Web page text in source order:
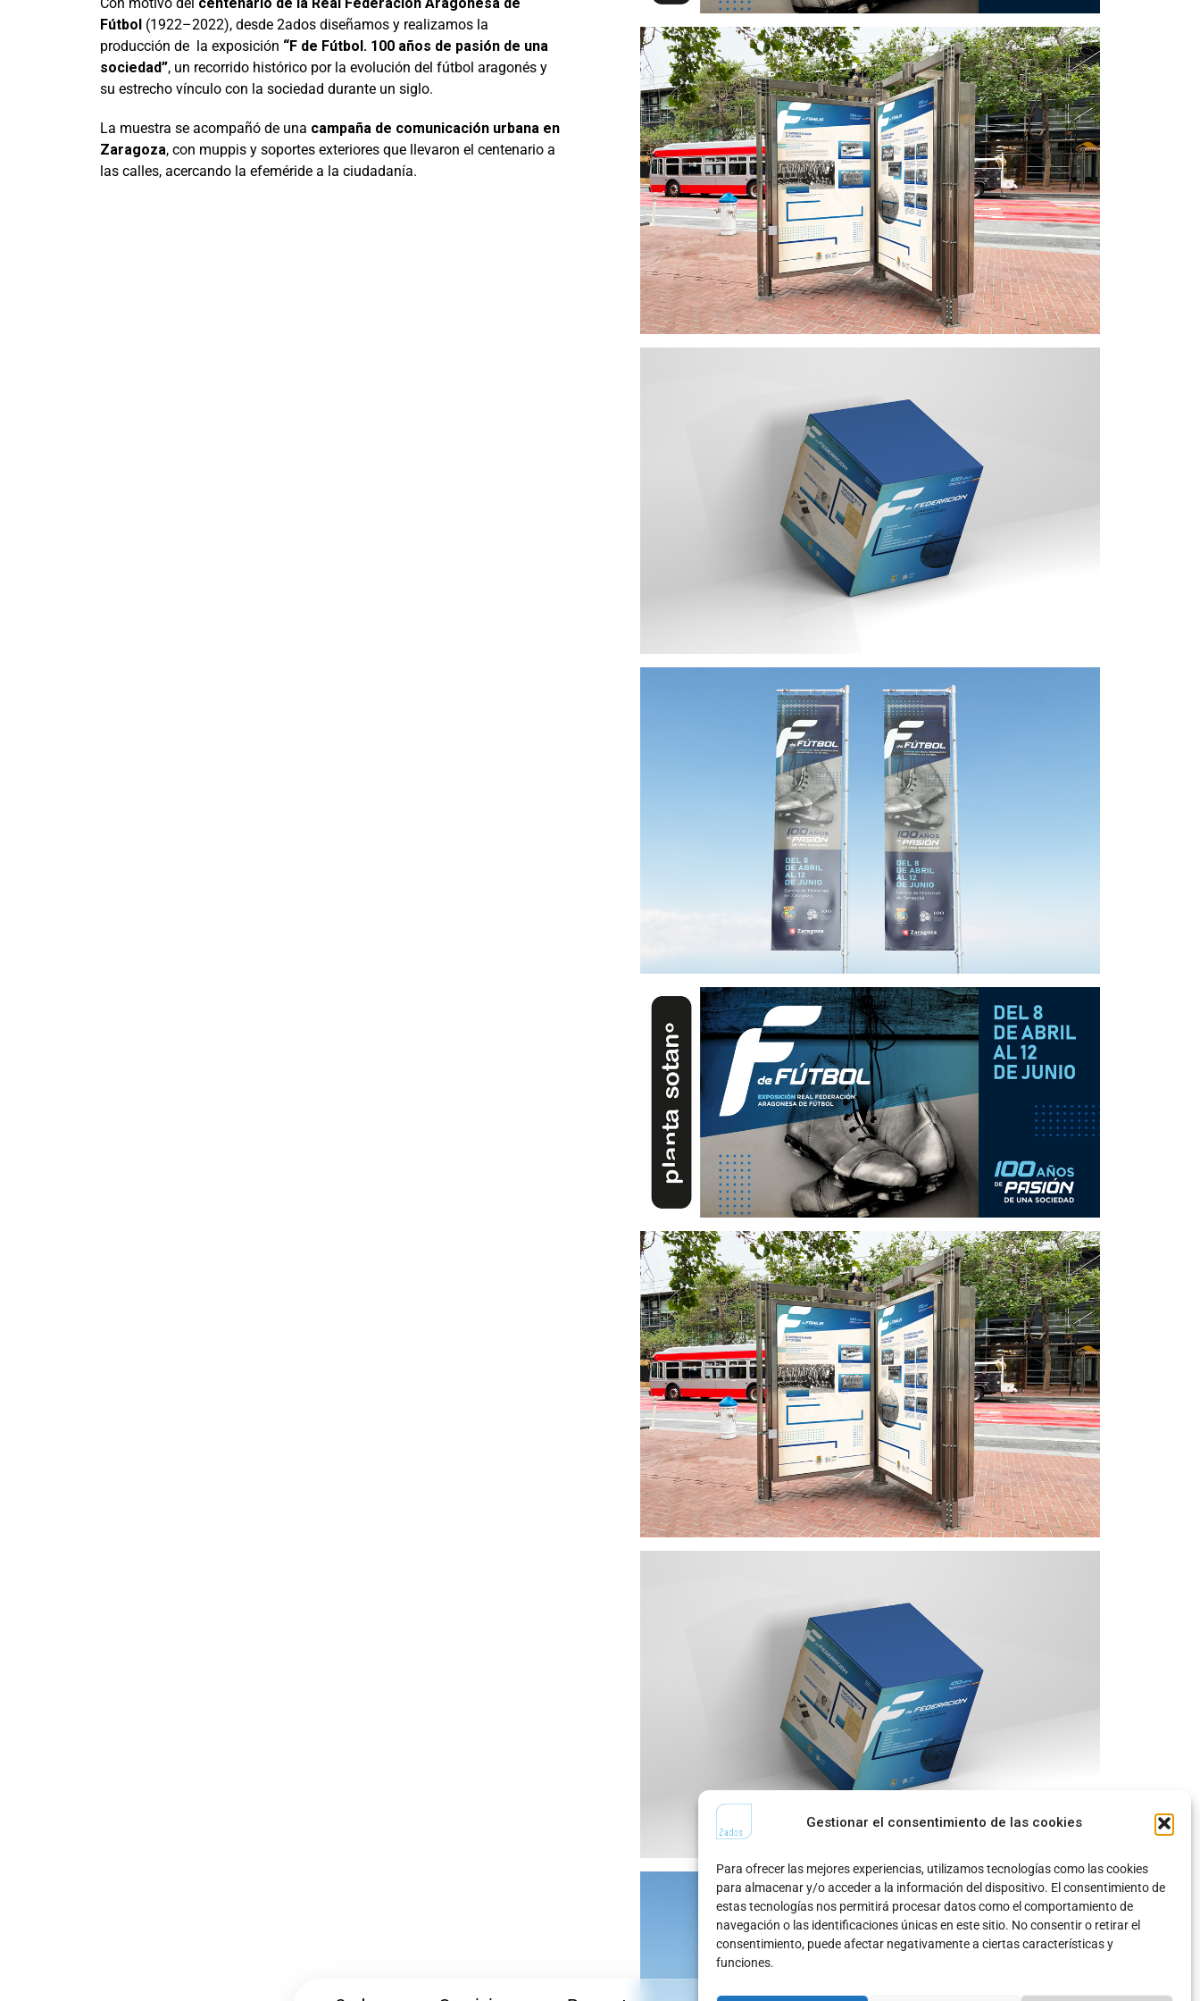
Gestionar el consentimiento de las cookies
Para ofrecer las mejores experiencias, utilizamos tecnologías como las cookies
para almacenar y/o acceder a la información del dispositivo. El consentimiento de
estas tecnologías nos permitirá procesar datos como el comportamiento de
navegación o las identificaciones únicas en este sitio. No consentir o retirar el
consentimiento, puede afectar negativamente a ciertas características y
funciones.
Fútbol (1922–2022), desde 2ados diseñamos y realizamos la
producción de la exposición “F de Fútbol. 100 años de pasión de una
sociedad”, un recorrido histórico por la evolución del fútbol aragonés y
su estrecho vínculo con la sociedad durante un siglo.
La muestra se acompañó de una campaña de comunicación urbana en
Zaragoza, con muppis y soportes exteriores que llevaron el centenario a
las calles, acercando la efeméride a la ciudadanía.